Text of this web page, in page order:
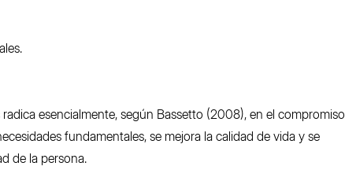
esencialmente, según Bassetto (2008), en el compromiso
fundamentales, se mejora la calidad de vida y se
de la persona.